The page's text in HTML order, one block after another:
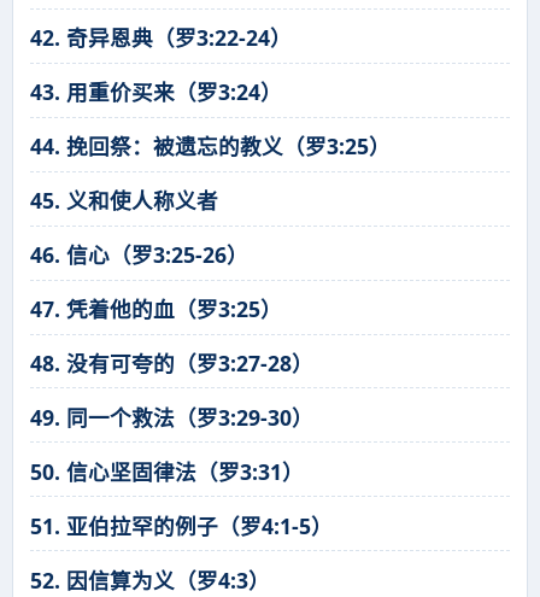
42. 奇异恩典（罗3:22-24）
43. 用重价买来（罗3:24）
44. 挽回祭：被遗忘的教义（罗3:25）
45. 义和使人称义者
46. 信心（罗3:25-26）
47. 凭着他的血（罗3:25）
48. 没有可夸的（罗3:27-28）
49. 同一个救法（罗3:29-30）
50. 信心坚固律法（罗3:31）
51. 亚伯拉罕的例子（罗4:1-5）
52. 因信算为义（罗4:3）